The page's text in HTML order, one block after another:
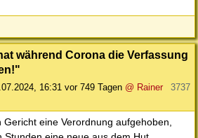
während Corona die Verfassung
16:31 vor 749 Tagen @ Rainer
3737
Gericht eine Verordnung aufgehoben,